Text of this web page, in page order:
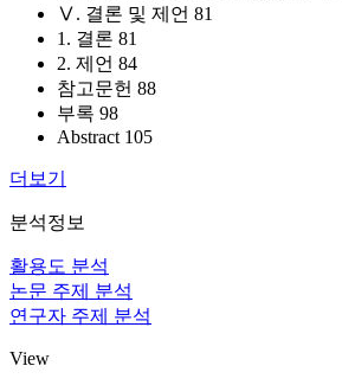
Ⅴ. 결론 및 제언 81
1. 결론 81
2. 제언 84
참고문헌 88
부록 98
Abstract 105
더보기
분석정보
활용도 분석
논문 주제 분석
연구자 주제 분석
View